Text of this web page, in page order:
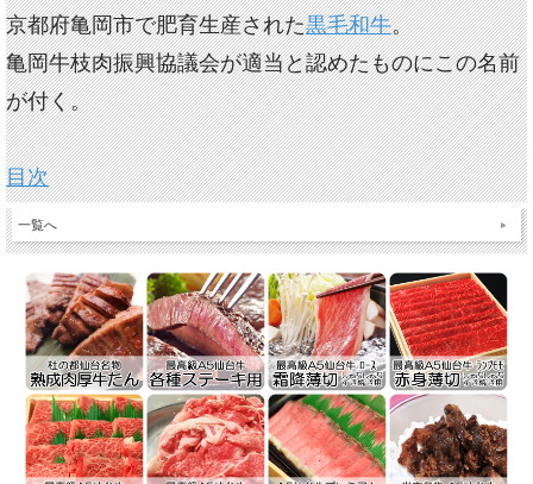
京都府亀岡市で肥育生産された黒毛和牛。
亀岡牛枝肉振興協議会が適当と認めたものにこの名前
が付く。
目次
一覧へ